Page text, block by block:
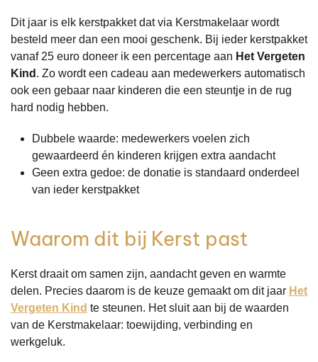
Dit jaar is elk kerstpakket dat via Kerstmakelaar wordt
besteld meer dan een mooi geschenk. Bij ieder kerstpakket
vanaf 25 euro doneer ik een percentage aan Het Vergeten
Kind . Zo wordt een cadeau aan medewerkers automatisch
ook een gebaar naar kinderen die een steuntje in de rug
hard nodig hebben.
Dubbele waarde: medewerkers voelen zich
gewaardeerd én kinderen krijgen extra aandacht
Geen extra gedoe: de donatie is standaard onderdeel
van ieder kerstpakket
Waarom dit bij Kerst past
Kerst draait om samen zijn, aandacht geven en warmte
delen. Precies daarom is de keuze gemaakt om dit jaar Het
Vergeten Kind te steunen. Het sluit aan bij de waarden
van de Kerstmakelaar: toewijding, verbinding en
werkgeluk.